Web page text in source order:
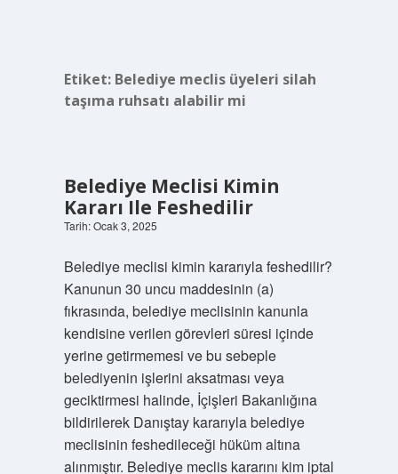
Etiket: Belediye meclis üyeleri silah
taşıma ruhsatı alabilir mi
Belediye Meclisi Kimin
Kararı Ile Feshedilir
Tarih: Ocak 3, 2025
Belediye meclisi kimin kararıyla feshedilir?
Kanunun 30 uncu maddesinin (a)
fıkrasında, belediye meclisinin kanunla
kendisine verilen görevleri süresi içinde
yerine getirmemesi ve bu sebeple
belediyenin işlerini aksatması veya
geciktirmesi halinde, İçişleri Bakanlığına
bildirilerek Danıştay kararıyla belediye
meclisinin feshedileceği hüküm altına
alınmıştır. Belediye meclis kararını kim iptal